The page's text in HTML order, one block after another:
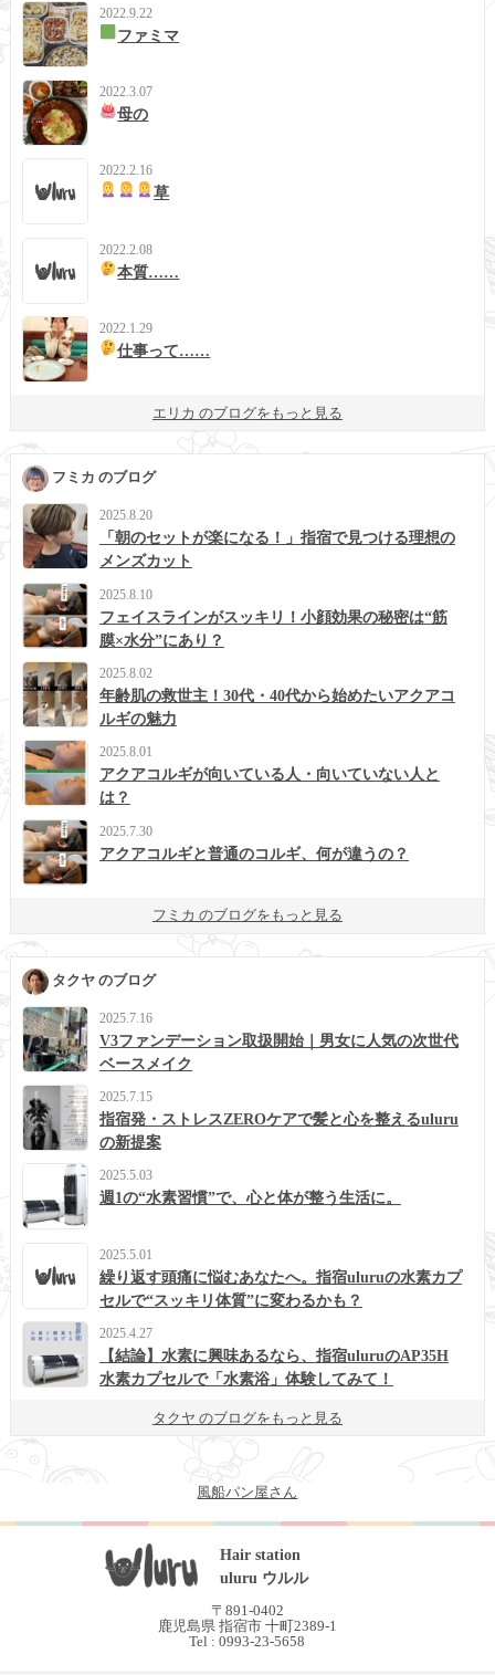
2022.9.22
ファミマ
2022.3.07
母の
2022.2.16
草
2022.2.08
本質……
2022.1.29
仕事って……
エリカ のブログをもっと見る
フミカ のブログ
2025.8.20
「朝のセットが楽になる！」指宿で見つける理想の
メンズカット
2025.8.10
フェイスラインがスッキリ！小顔効果の秘密は“筋
膜×水分”にあり？
2025.8.02
年齢肌の救世主！30代・40代から始めたいアクアコ
ルギの魅力
2025.8.01
アクアコルギが向いている人・向いていない人と
は？
2025.7.30
アクアコルギと普通のコルギ、何が違うの？
フミカ のブログをもっと見る
タクヤ のブログ
2025.7.16
V3ファンデーション取扱開始｜男女に人気の次世代
ベースメイク
2025.7.15
指宿発・ストレスZEROケアで髪と心を整えるuluru
の新提案
2025.5.03
週1の“水素習慣”で、心と体が整う生活に。
2025.5.01
繰り返す頭痛に悩むあなたへ。指宿uluruの水素カプ
セルで“スッキリ体質”に変わるかも？
2025.4.27
【結論】水素に興味あるなら、指宿uluruのAP35H
水素カプセルで「水素浴」体験してみて！
タクヤ のブログをもっと見る
風船パン屋さん
Hair station
uluru ウルル
〒891-0402
鹿児島県 指宿市 十町2389-1
Tel : 0993-23-5658